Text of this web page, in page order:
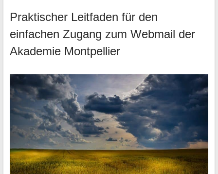
Praktischer Leitfaden für den
einfachen Zugang zum Webmail der
Akademie Montpellier